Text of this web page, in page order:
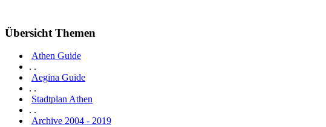
Übersicht Themen
Athen Guide
. .
Aegina Guide
. .
Stadtplan Athen
. .
Archive 2004 - 2019